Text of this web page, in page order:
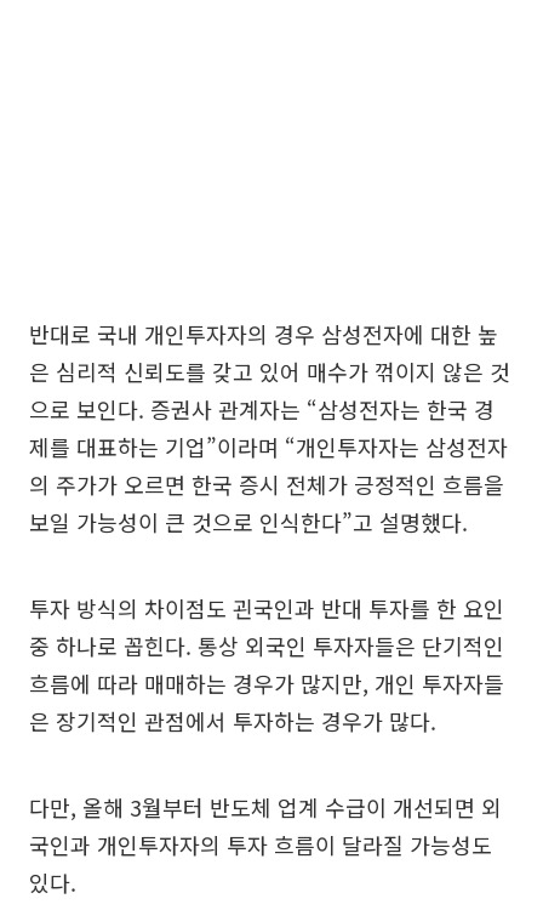
반대로 국내 개인투자자의 경우 삼성전자에 대한 높
은 심리적 신뢰도를 갖고 있어 매수가 꺾이지 않은 것
으로 보인다. 증권사 관계자는 “삼성전자는 한국 경
제를 대표하는 기업”이라며 “개인투자자는 삼성전자
의 주가가 오르면 한국 증시 전체가 긍정적인 흐름을
보일 가능성이 큰 것으로 인식한다”고 설명했다.
투자 방식의 차이점도 괸국인과 반대 투자를 한 요인
중 하나로 꼽힌다. 통상 외국인 투자자들은 단기적인
흐름에 따라 매매하는 경우가 많지만, 개인 투자자들
은 장기적인 관점에서 투자하는 경우가 많다.
다만, 올해 3월부터 반도체 업계 수급이 개선되면 외
국인과 개인투자자의 투자 흐름이 달라질 가능성도
있다.